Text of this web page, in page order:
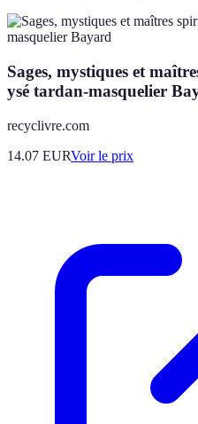
Sages, mystiques et
ysé tardan-masquelier
recyclivre.com
14.07 EURVoir le prix